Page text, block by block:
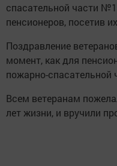
спасательной части
пенсионеров, посетив
Поздравление
момент, как для
пожарно-спасательной
Всем ветеранам
лет жизни, и вручили